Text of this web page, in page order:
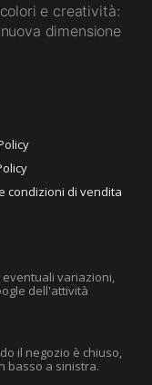
e creatività:
dimensione
condizioni di vendita
variazioni,
dell'attività
il negozio è chiuso,
basso a sinistra.